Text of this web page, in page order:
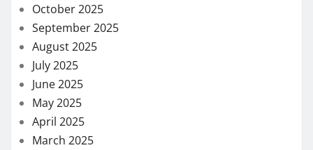
October 2025
September 2025
August 2025
July 2025
June 2025
May 2025
April 2025
March 2025